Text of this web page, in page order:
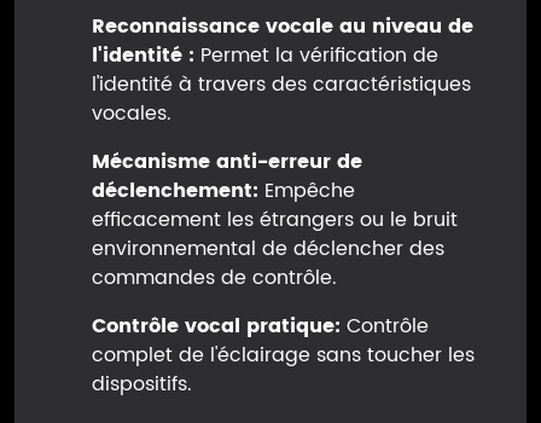
Reconnaissance vocale au niveau de
l'identité : Permet la vérification de
l'identité à travers des caractéristiques
vocales.
Mécanisme anti-erreur de
déclenchement: Empêche
efficacement les étrangers ou le bruit
environnemental de déclencher des
commandes de contrôle.
Contrôle vocal pratique: Contrôle
complet de l'éclairage sans toucher les
dispositifs.